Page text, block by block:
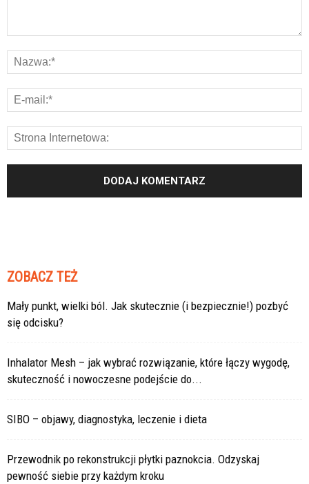
ZOBACZ TEŻ
Mały punkt, wielki ból. Jak skutecznie (i bezpiecznie!) pozbyć
się odcisku?
Inhalator Mesh – jak wybrać rozwiązanie, które łączy wygodę,
skuteczność i nowoczesne podejście do...
SIBO – objawy, diagnostyka, leczenie i dieta
Przewodnik po rekonstrukcji płytki paznokcia. Odzyskaj
pewność siebie przy każdym kroku